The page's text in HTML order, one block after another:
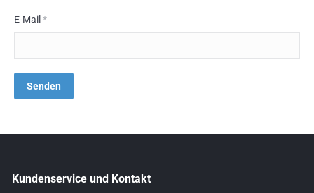
E-Mail *
Kundenservice und Kontakt